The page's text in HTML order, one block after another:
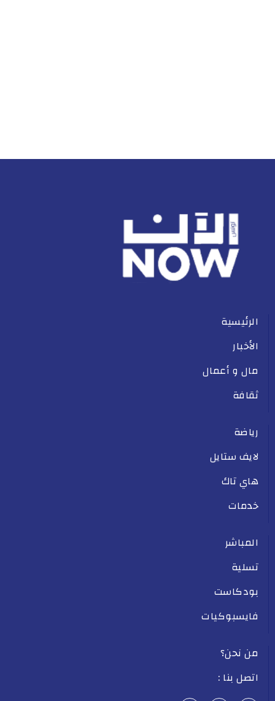
الرئيسية
الأخبار
مال و أعمال
ثقافة
رياضة
لايف ستايل
هاي تاك
خدمات
المباشر
تسلية
بودكاست
فايسبوكيات
من نحن؟
اتصل بنا :